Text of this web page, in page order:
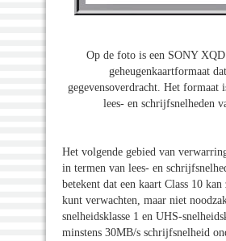
Op de foto is een SONY
geheugenkaartformaat
gegevensoverdracht. Het
lees- en schrijfsnelheden
Het volgende gebied van
in termen van lees- en
betekent dat een kaart Class 10
kunt verwachten, maar niet
snelheidsklasse 1 en UHS-
minstens 30MB/s schrijfsnelheid